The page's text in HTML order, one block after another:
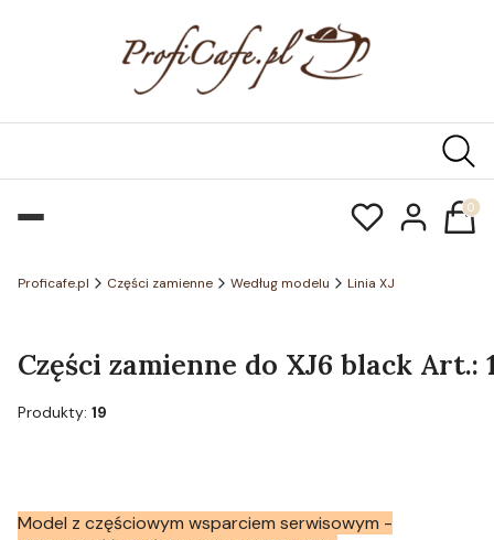
Proficafe.pl Części zamienne Według modelu Linia XJ
Części zamienne do XJ6 black Art.:
Produkty: 19
Model z częściowym wsparciem serwisowym -